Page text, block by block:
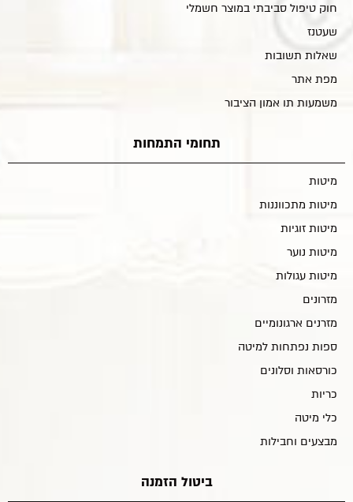
חוק טיפול סביבתי במוצר חשמלי
שעטנז
שאלות תשובות
מפת אתר
משמעות תו אמון הציבור
תחומי התמחות
מיטות
מיטות מתכווננות
מיטות זוגיות
מיטות נוער
מיטות עגולות
מזרונים
מזרנים ארגונומיים
ספות נפתחות למיטה
כורסאות וסלונים
כריות
כלי מיטה
מבצעים וחבילות
ביטול הזמנה